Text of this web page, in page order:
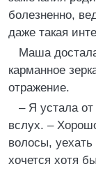
болезненно,
даже такая
Маша
карманное
отражение.
– Я устала
вслух. –
волосы,
хочется хотя